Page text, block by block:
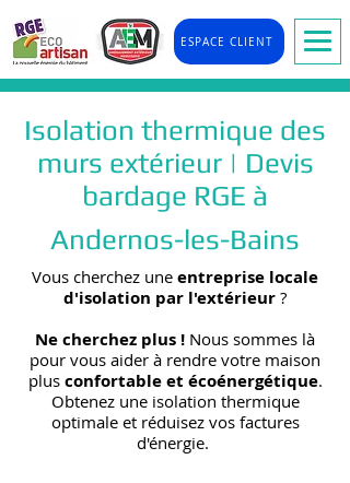
ESPACE CLIENT
Isolation thermique des
murs extérieur | Devis
bardage RGE à
Andernos-les-Bains
Vous cherchez une entreprise locale
d'isolation par l'extérieur ?
Ne cherchez plus ! Nous sommes là
pour vous aider à rendre votre maison
plus confortable et écoénergétique.
Obtenez une isolation thermique
optimale et réduisez vos factures
d'énergie.